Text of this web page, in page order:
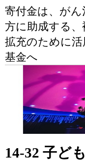
寄付金は、が
方に助成する
拡充のために
基金へ
14-32 子ど